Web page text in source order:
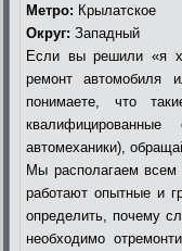
Метро: Крылатское
Округ: Западный
Если вы решили «я
ремонт автомобиля
понимаете, что
квалифицированные
автомеханики),
Мы располагаем
работают опытные и
определить, почему
необходимо